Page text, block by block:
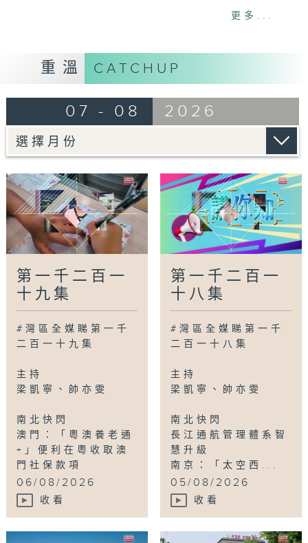
澳門：「粵澳養老通+」便利在粵收取澳門社保
梅州：國家級非遺「嶺南陳氏針法」進駐梅州
蘇州：蘆墟設計島啟用老廠房變身美學空間
廣為人知
廣州：本土機器人智創灣區新生態
廣州：廣州落地城市級衛生健康AI支撐平台
廣州：兩公園入選「美麗中國打卡點」
灣區新里程
武漢：機器人當「家務管家」初體驗
清遠：學校設立「心靈郵筒」學生用書信傾訴成
肇慶：精修微改老舊街巷提升城市面貌
香港：首間小學引入國際中文標準課程
鳥瞰神州
山東東營：一池碧水入畫來
Tag: 灣區全媒睇,香港
更多...
重溫 CATCHUP
07 - 08 2026
第一千二百一
十九集
#灣區全媒睇第一千
二百一十九集
主持
梁凱寧、帥亦雯
南北快閃
澳門：「粵澳養老通
+」便利在粵收取澳
門社保款項
...
06/08/2026
收看
第一千二百一
十八集
#灣區全媒睇第一千
二百一十八集
主持
梁凱寧、帥亦雯
南北快閃
長江通航管理體系智
慧升級
南京：「太空西...
05/08/2026
收看